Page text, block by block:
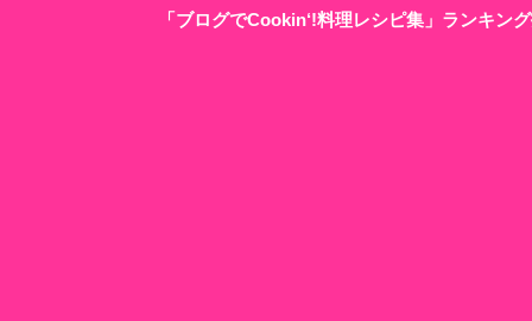
「ブログでCookin‘!料理レシピ集」ランキン